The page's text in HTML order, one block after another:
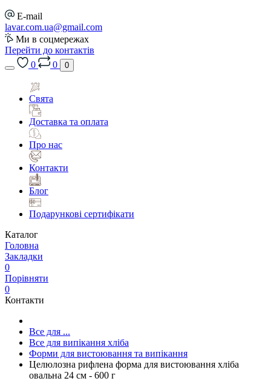
E-mail
lavar.com.ua@gmail.com
Ми в соцмережах
Перейти до контактів
0
0 0
Свята
Доставка та оплата
Про нас
Контакти
Блог
Подарункові сертифікати
Каталог
Головна
Закладки
0
Порівняти
0
Контакти
Все для ...
Все для випікання хліба
Форми для вистоювання та випікання
Целюлозна рифлена форма для вистоювання хліба
овальна 24 см - 600 г